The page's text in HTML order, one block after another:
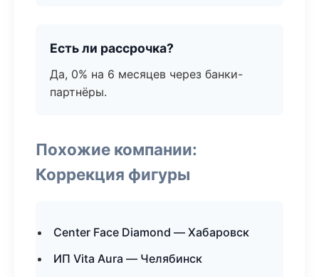
Есть ли рассрочка?
Да, 0% на 6 месяцев через банки-
партнёры.
Похожие компании:
Коррекция фигуры
Center Face Diamond — Хабаровск
ИП Vita Aura — Челябинск